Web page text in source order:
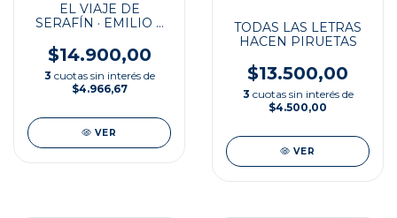
EL VIAJE DE
SERAFÍN · EMILIO Y
$14.900,00
3 cuotas sin interés de
$4.966,67
VER
TODAS LAS LETRAS
HACEN PIRUETAS
$13.500,00
3 cuotas sin interés de
$4.500,00
VER